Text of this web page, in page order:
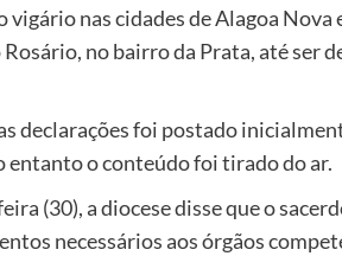
vigário nas cidades de Alagoa
no bairro da Prata, até ser
declarações foi postado
entanto o conteúdo foi tirado do ar.
(30), a diocese disse que o
necessários aos órgãos